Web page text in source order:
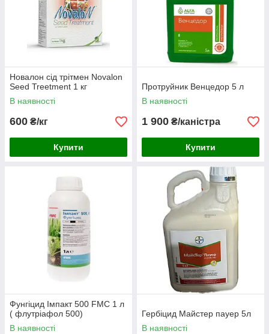
Новалон сід трітмен Novalon
Seed Treetment 1 кг
В наявності
600 ₴/кг
Купити
Протруйник Венцедор 5 л
В наявності
1 900 ₴/каністра
Купити
Фунгіцид Імпакт 500 FMC 1 л
( флутріафол 500)
В наявності
Гербіцид Майстер пауер 5л
В наявності